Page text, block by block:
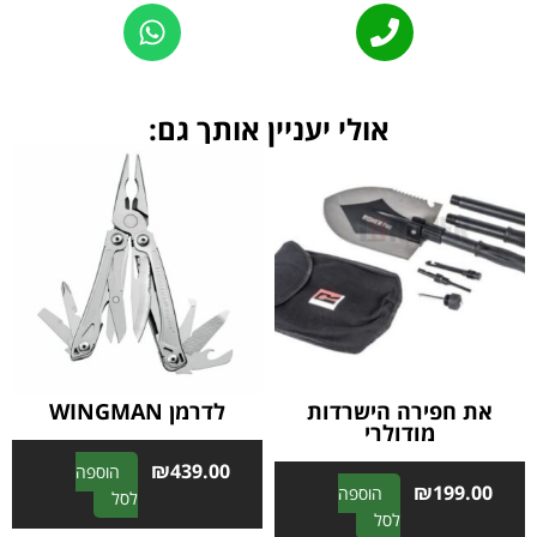
אולי יעניין אותך גם:
את חפירה הישרדות
מודולרי
₪199.00
הוספה
לסל
A
לדרמן WINGMAN
₪439.00
הוספה
לסל
A
l